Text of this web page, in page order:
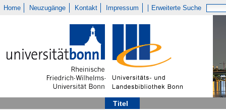
Home Neuzugänge Kontakt Impressum Erweiterte Suche
Titel